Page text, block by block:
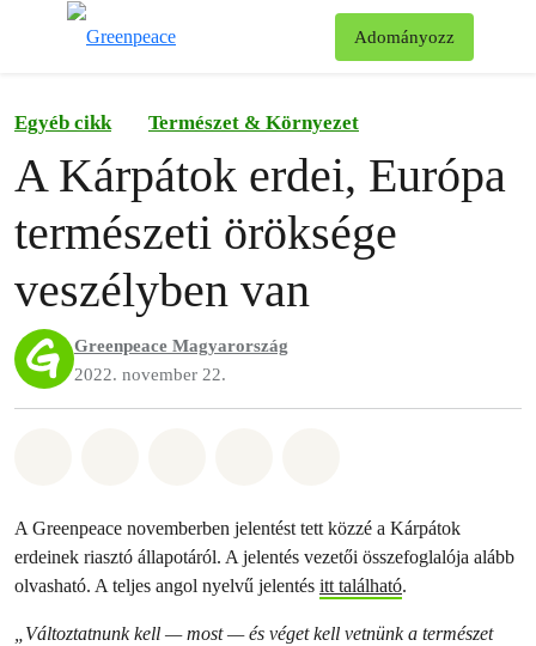
Adományozz
Egyéb cikk Természet & Környezet
A Kárpátok erdei, Európa
természeti öröksége
veszélyben van
Greenpeace Magyarország
2022. november 22.
A Greenpeace novemberben jelentést tett közzé a Kárpátok
erdeinek riasztó állapotáról. A jelentés vezetői összefoglalója alább
olvasható. A teljes angol nyelvű jelentés itt található.
„Változtatnunk kell — most — és véget kell vetnünk a természet